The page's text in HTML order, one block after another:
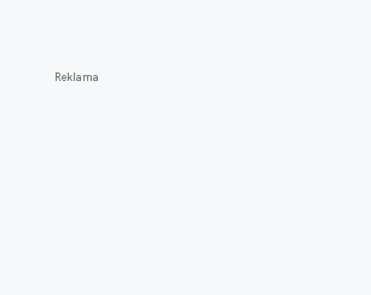
Reklama